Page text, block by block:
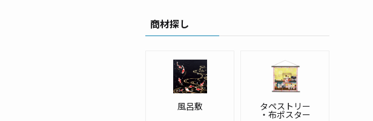
商材探し
風呂敷 タペストリー
・布ポスター